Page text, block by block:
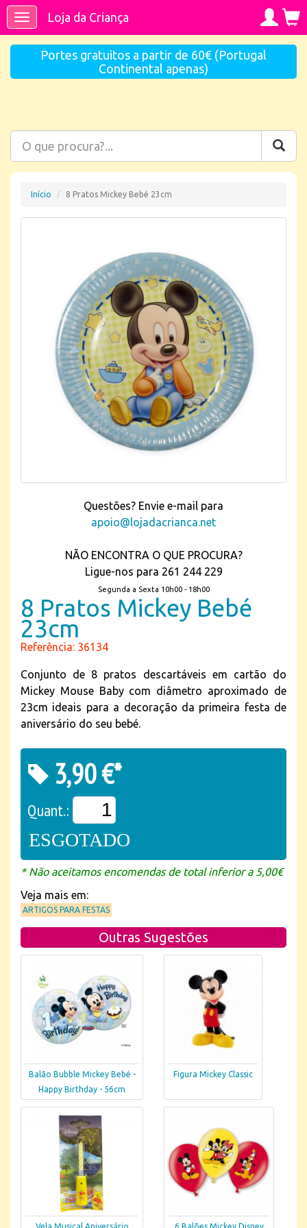
ToggleLoja da Criança
Portes gratuitos a partir de 60€ (Portugal
Continental apenas)
Início 8 Pratos Mickey Bebé 23cm
Questões? Envie e-mail para
apoio@lojadacrianca.net
NÃO ENCONTRA O QUE PROCURA?
Ligue-nos para 261 244 229
Segunda a Sexta 10h00 - 18h00
8 Pratos Mickey Bebé
23cm
Referência: 36134
Conjunto de 8 pratos descartáveis em cartão do
Mickey Mouse Baby com diâmetro aproximado de
23cm ideais para a decoração da primeira festa de
aniversário do seu bebé.
3,90 €*
Quant.:
ESGOTADO
* Não aceitamos encomendas de total inferior a 5,00€
Veja mais em:
ARTIGOS PARA FESTAS
Outras Sugestões
Balão Bubble Mickey Bebé -
Happy Birthday - 56cm
Figura Mickey Classic